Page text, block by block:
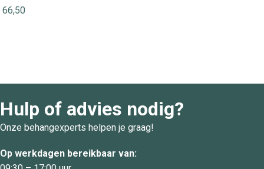
66,50
Hulp of advies nodig?
Onze behangexperts helpen je graag!
Op werkdagen bereikbaar van: